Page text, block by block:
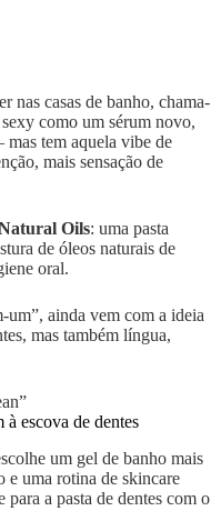
nas casas de banho, chama-
como um sérum novo,
tem aquela vibe de
mais sensação de
Oils: uma pasta
de óleos naturais de
oral.
um”, ainda vem com a ideia
mas também língua,
à escova de dentes
um gel de banho mais
e uma rotina de skincare
a pasta de dentes com o